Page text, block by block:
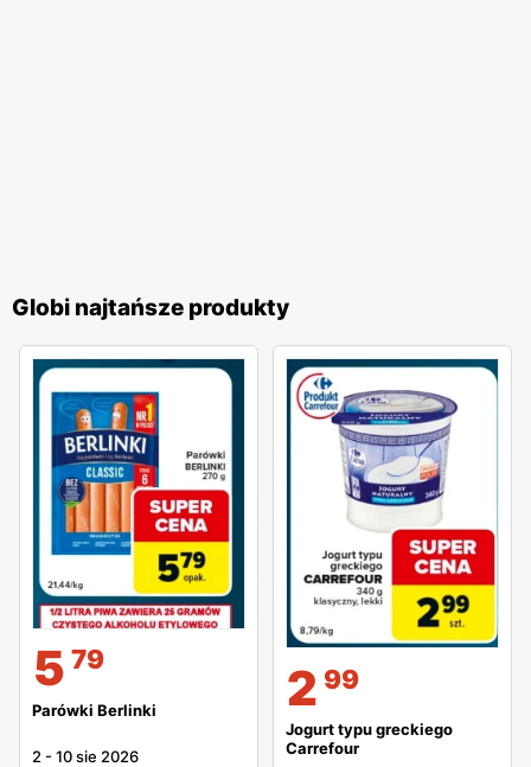
Globi najtańsze produkty
5 79
Parówki Berlinki
2 -10 sie 2026
2 99
Jogurt typu greckiego
Carrefour